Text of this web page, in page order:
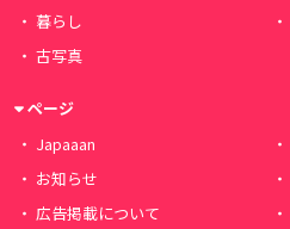
暮らし
古写真
ページ
Japaaan
お知らせ
広告掲載について